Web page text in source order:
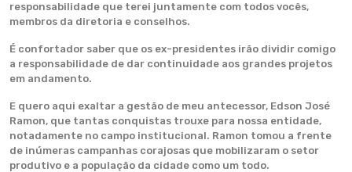
responsabilidade que terei juntamente com todos vocês,
membros da diretoria e conselhos.
É confortador saber que os ex-presidentes irão dividir comigo
a responsabilidade de dar continuidade aos grandes projetos
em andamento.
E quero aqui exaltar a gestão de meu antecessor, Edson José
Ramon, que tantas conquistas trouxe para nossa entidade,
notadamente no campo institucional. Ramon tomou a frente
de inúmeras campanhas corajosas que mobilizaram o setor
produtivo e a população da cidade como um todo.